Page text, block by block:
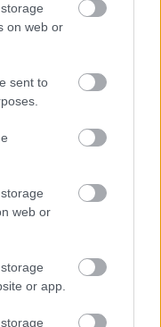
on web or
sent to
web or
or app.
minden
Európai
bizonyítva
előtt tartották
erdei biomassza
a nyersanyag
erdőkből
kitermelés
jogszabály,